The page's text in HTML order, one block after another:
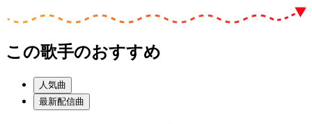
この歌手のおすすめ
人気曲
最新配信曲